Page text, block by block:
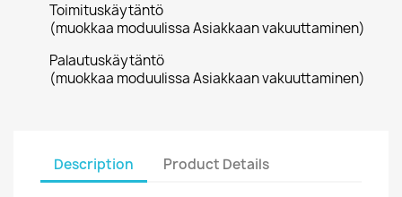
Toimituskäytäntö
(muokkaa moduulissa Asiakkaan vakuuttaminen)
Palautuskäytäntö
(muokkaa moduulissa Asiakkaan vakuuttaminen)
Description Product Details